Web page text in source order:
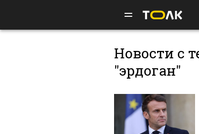
Новости с
"эрдоган"